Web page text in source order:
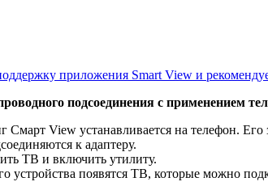
приложения Smart View и
подсоединения с применением
View устанавливается на телефон. Его
к адаптеру.
ТВ и включить утилиту.
устройства появятся ТВ, которые можно